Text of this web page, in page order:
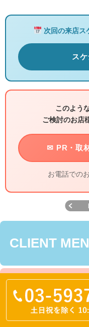
次回の来店ス
ス
このよう
ご検討のお店
✉ PR・取
お電話での
CLIENT